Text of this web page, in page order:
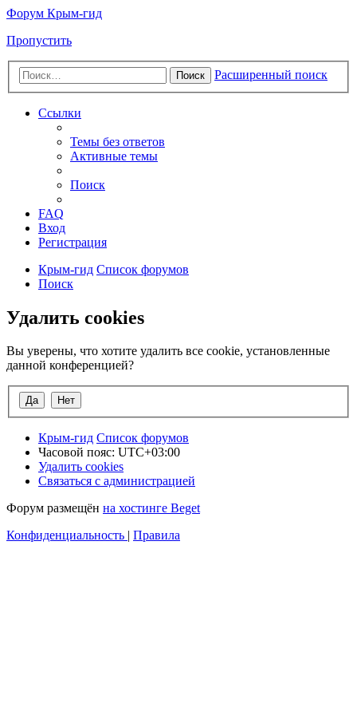
Форум Крым-гид
Пропустить
Поиск Расширенный поиск
Ссылки
Темы без ответов
Активные темы
Поиск
FAQ
Вход
Регистрация
Крым-гид Список форумов
Поиск
Удалить cookies
Вы уверены, что хотите удалить все cookie, установленные
данной конференцией?
Крым-гид Список форумов
Часовой пояс: UTC+03:00
Удалить cookies
Связаться с администрацией
Форум размещён на хостинге Beget
Конфиденциальность | Правила